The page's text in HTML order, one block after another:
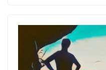
o
o
k
o
n ti
r